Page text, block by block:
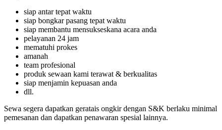
siap antar tepat waktu
siap bongkar pasang tepat waktu
siap membantu mensukseskana acara anda
pelayanan 24 jam
mematuhi prokes
amanah
team profesional
produk sewaan kami terawat & berkualitas
siap menjamin kepuasan anda
dll.
Sewa segera dapatkan geratais ongkir dengan S&K berlaku minimal
pemesanan dan dapatkan penawaran spesial lainnya.